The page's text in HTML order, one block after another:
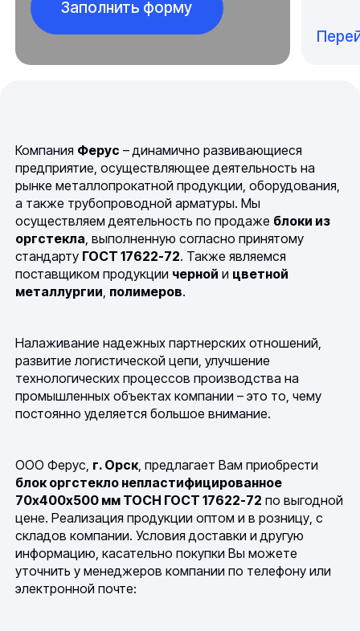
Заполнить форму
Компания Ферус – динамично развивающиеся
предприятие, осуществляющее деятельность на
рынке металлопрокатной продукции, оборудования,
а также трубопроводной арматуры. Мы
осуществляем деятельность по продаже блоки из
оргстекла, выполненную согласно принятому
стандарту ГОСТ 17622-72. Также являемся
поставщиком продукции черной и цветной
металлургии, полимеров.
Налаживание надежных партнерских отношений,
развитие логистической цепи, улучшение
технологических процессов производства на
промышленных объектах компании – это то, чему
постоянно уделяется большое внимание.
ООО Ферус, г. Орск, предлагает Вам приобрести
блок оргстекло непластифицированное
70х400х500 мм ТОСН ГОСТ 17622-72 по выгодной
цене. Реализация продукции оптом и в розницу, с
складов компании. Условия доставки и другую
информацию, касательно покупки Вы можете
уточнить у менеджеров компании по телефону или
электронной почте: